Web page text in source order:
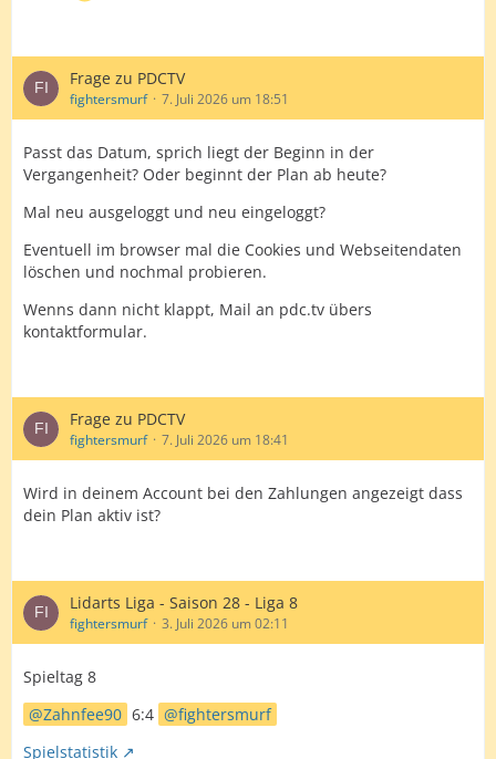
Frage zu PDCTV
fightersmurf 7. Juli 2026 um 18:51
Passt das Datum, sprich liegt der Beginn in der
Vergangenheit? Oder beginnt der Plan ab heute?
Mal neu ausgeloggt und neu eingeloggt?
Eventuell im browser mal die Cookies und Webseitendaten
löschen und nochmal probieren.
Wenns dann nicht klappt, Mail an pdc.tv übers
kontaktformular.
Frage zu PDCTV
fightersmurf 7. Juli 2026 um 18:41
Wird in deinem Account bei den Zahlungen angezeigt dass
dein Plan aktiv ist?
Lidarts Liga - Saison 28 - Liga 8
fightersmurf 3. Juli 2026 um 02:11
Spieltag 8
Zahnfee90 6:4
fightersmurf
Spielstatistik